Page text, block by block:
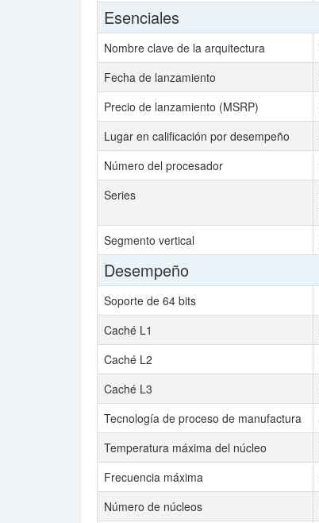
Esenciales
Nombre clave de la arquitectura
Fecha de lanzamiento
Precio de lanzamiento (MSRP)
Lugar en calificación por desempeño
Número del procesador
Series
Segmento vertical
Desempeño
Soporte de 64 bits
Caché L1
Caché L2
Caché L3
Tecnología de proceso de manufactura
Temperatura máxima del núcleo
Frecuencia máxima
Número de núcleos